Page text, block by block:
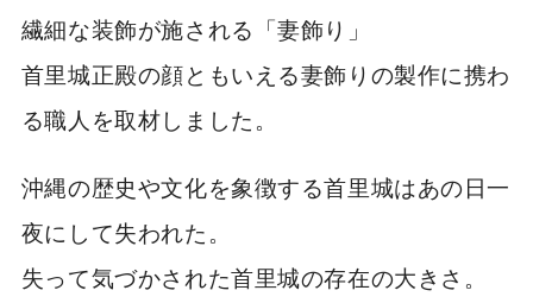
繊細な装飾が施される「妻飾り」
首里城正殿の顔ともいえる妻飾りの製作に携わ
る職人を取材しました。
沖縄の歴史や文化を象徴する首里城はあの日一
夜にして失われた。
失って気づかされた首里城の存在の大きさ。